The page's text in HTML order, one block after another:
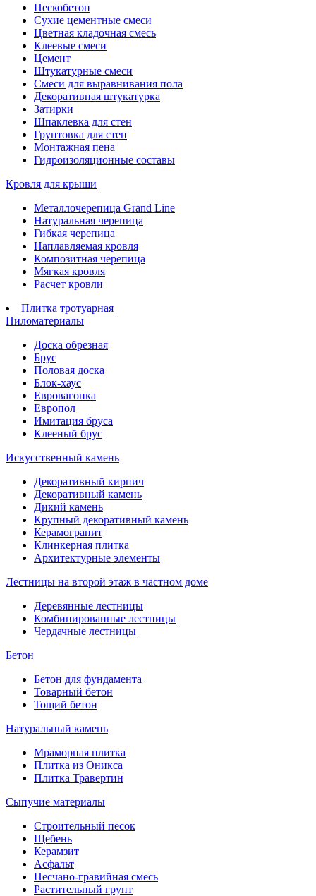
Пескобетон
Сухие цементные смеси
Цветная кладочная смесь
Клеевые смеси
Цемент
Штукатурные смеси
Смеси для выравнивания пола
Декоративная штукатурка
Затирки
Шпаклевка для стен
Грунтовка для стен
Монтажная пена
Гидроизоляционные составы
Кровля для крыши
Металлочерепица Grand Line
Натуральная черепица
Гибкая черепица
Наплавляемая кровля
Композитная черепица
Мягкая кровля
Расчет кровли
Плитка тротуарная
Пиломатериалы
Доска обрезная
Брус
Половая доска
Блок-хаус
Евровагонка
Европол
Имитация бруса
Клееный брус
Искусственный камень
Декоративный кирпич
Декоративный камень
Дикий камень
Крупный декоративный камень
Керамогранит
Клинкерная плитка
Архитектурные элементы
Лестницы на второй этаж в частном доме
Деревянные лестницы
Комбинированные лестницы
Чердачные лестницы
Бетон
Бетон для фундамента
Товарный бетон
Тощий бетон
Натуральный камень
Мраморная плитка
Плитка из Оникса
Плитка Травертин
Сыпучие материалы
Строительный песок
Щебень
Керамзит
Асфальт
Песчано-гравийная смесь
Растительный грунт